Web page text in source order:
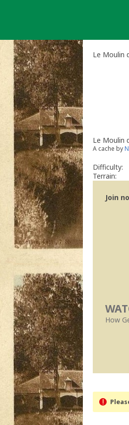
Le Moulin
Le Moulin
A cache by
Difficulty:
Terrain:
Join
How